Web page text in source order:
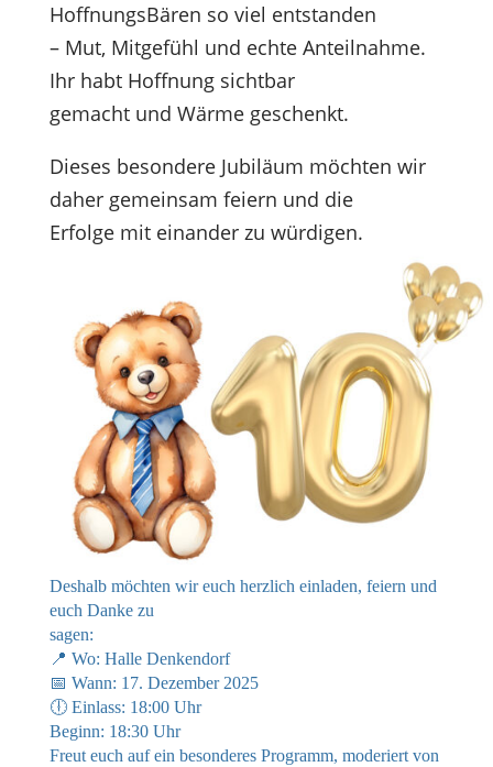
HoffnungsBären so viel entstanden
– Mut, Mitgefühl und echte Anteilnahme.
Ihr habt Hoffnung sichtbar
gemacht und Wärme geschenkt.
Dieses besondere Jubiläum möchten wir
daher gemeinsam feiern und die
Erfolge mit einander zu würdigen.
Deshalb möchten wir euch herzlich einladen, feiern und
euch Danke zu
sagen:
📍 Wo: Halle Denkendorf
📅 Wann: 17. Dezember 2025
🕕 Einlass: 18:00 Uhr
Beginn: 18:30 Uhr
Freut euch auf ein besonderes Programm, moderiert von